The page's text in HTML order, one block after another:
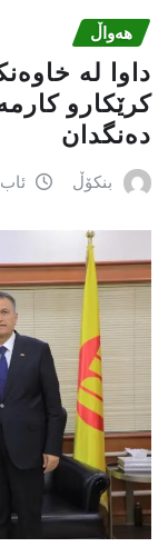
هەواڵ
داوا لە
کرێکارو
دەنگدان
بنکۆڵ ئاب 6,